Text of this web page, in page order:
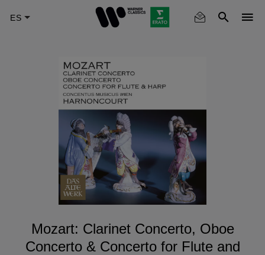
Mozart: Clarinet Concerto, Oboe
Concerto & Concerto for Flute and